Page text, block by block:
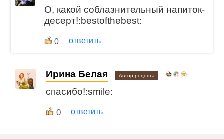
О, какой соблазнительный напиток-
десерт!:bestofthebest:
0 ответить
Ирина Белая Автор рецепта
спасибо!:smile:
0 ответить